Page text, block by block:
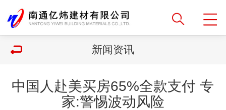
新闻资讯
中国人赴美买房65%全款支付 专
家:警惕波动风险